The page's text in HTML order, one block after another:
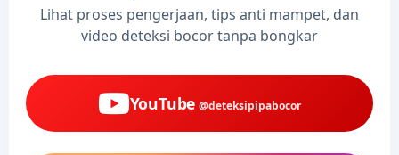
Lihat proses pengerjaan, tips anti mampet, dan
video deteksi bocor tanpa bongkar
YouTube @deteksipipabocor